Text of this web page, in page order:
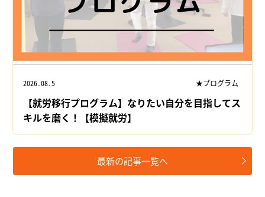
2026.08.5 ★プログラム
【就労移行プログラム】なりたい自分を目指してス
キルを磨く！【模擬就労】
最新の記事一覧へ